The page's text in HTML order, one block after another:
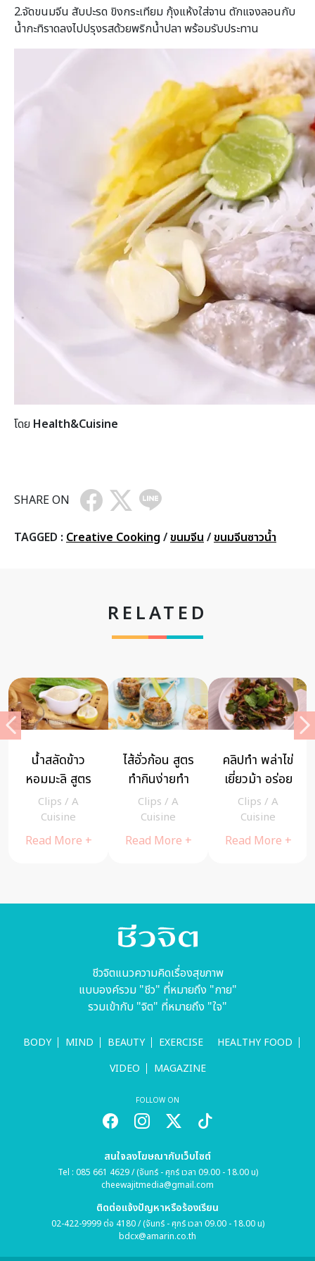
2.จัดขนมจีน สับปะรด ขิงกระเทียม กุ้งแห้งใส่จาน ตักแจงลอนกับ
น้ำกะทิราดลงไปปรุงรสด้วยพริกน้ำปลา พร้อมรับประทาน
โดย Health&Cuisine
SHARE ON
TAGGED : Creative Cooking /ขนมจีน /ขนมจีนซาวน้ำ
RELATED
แกงลาว แกง
เปรอะ แกง
ยอดนิยมหอม
กลิ่นสมุนไพร
ไทยสไตล์
Clips / A
Cuisine
Read More +
กระบองทอด
“กระเจี๊ยบ
เขียว” Deep
Fried Okra
เมนูอาหารฟิว
Clips / A
Cuisine
Read More +
6 จานดับร้อน
ฟิวชั่นไทย
สไตล์ฝรั่ง
Clips / A
Cuisine
Read More +
ชีวจิตแนวความคิดเรื่องสุขภาพ
แบบองค์รวม "ชีว" ที่หมายถึง "กาย"
รวมเข้ากับ "จิต" ที่หมายถึง "ใจ"
BODY MIND BEAUTY EXERCISE
HEALTHY FOOD
VIDEO
MAGAZINE
FOLLOW ON
สนใจลงโฆษณากับเว็บไซต์
Tel : 085 661 4629 / (จันทร์ - ศุกร์ เวลา 09.00 - 18.00 น)
cheewajitmedia@gmail.com
ติดต่อแจ้งปัญหาหรือร้องเรียน
02-422-9999 ต่อ 4180 / (จันทร์ - ศุกร์ เวลา 09.00 - 18.00 น)
bdcx@amarin.co.th